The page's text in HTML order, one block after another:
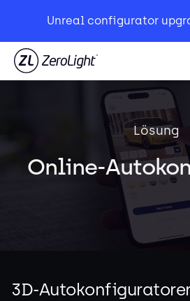
Unreal configurator
Lösung
Online-
3D-